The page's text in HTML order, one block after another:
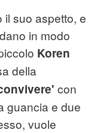
il suo aspetto, e
in modo
Koren
della
con
guancia e due
vuole